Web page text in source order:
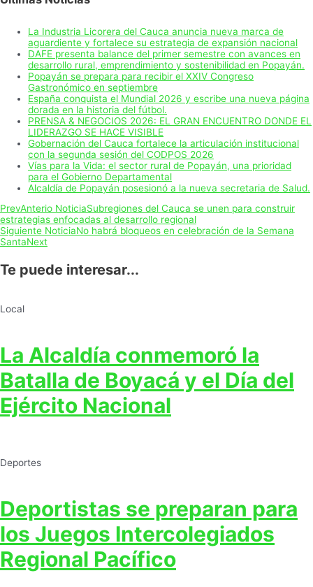
La Industria Licorera del Cauca anuncia nueva marca de
aguardiente y fortalece su estrategia de expansión nacional
DAFE presenta balance del primer semestre con avances en
desarrollo rural, emprendimiento y sostenibilidad en Popayán.
Popayán se prepara para recibir el XXIV Congreso
Gastronómico en septiembre
España conquista el Mundial 2026 y escribe una nueva página
dorada en la historia del fútbol.
PRENSA & NEGOCIOS 2026: EL GRAN ENCUENTRO DONDE EL
LIDERAZGO SE HACE VISIBLE
Gobernación del Cauca fortalece la articulación institucional
con la segunda sesión del CODPOS 2026
Vías para la Vida: el sector rural de Popayán, una prioridad
para el Gobierno Departamental
Alcaldía de Popayán posesionó a la nueva secretaria de Salud.
PrevAnterio NoticiaSubregiones del Cauca se unen para construir
estrategias enfocadas al desarrollo regional
Siguiente NoticiaNo habrá bloqueos en celebración de la Semana
SantaNext
Te puede interesar...
Local
La Alcaldía conmemoró la
Batalla de Boyacá y el Día del
Ejército Nacional
Deportes
Deportistas se preparan para
los Juegos Intercolegiados
Regional Pacífico